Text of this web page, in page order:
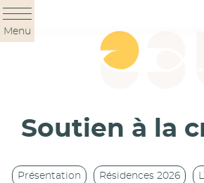
Panneau de gestion des cookies
Menu
Soutien à la
Présentation Résidences 2026